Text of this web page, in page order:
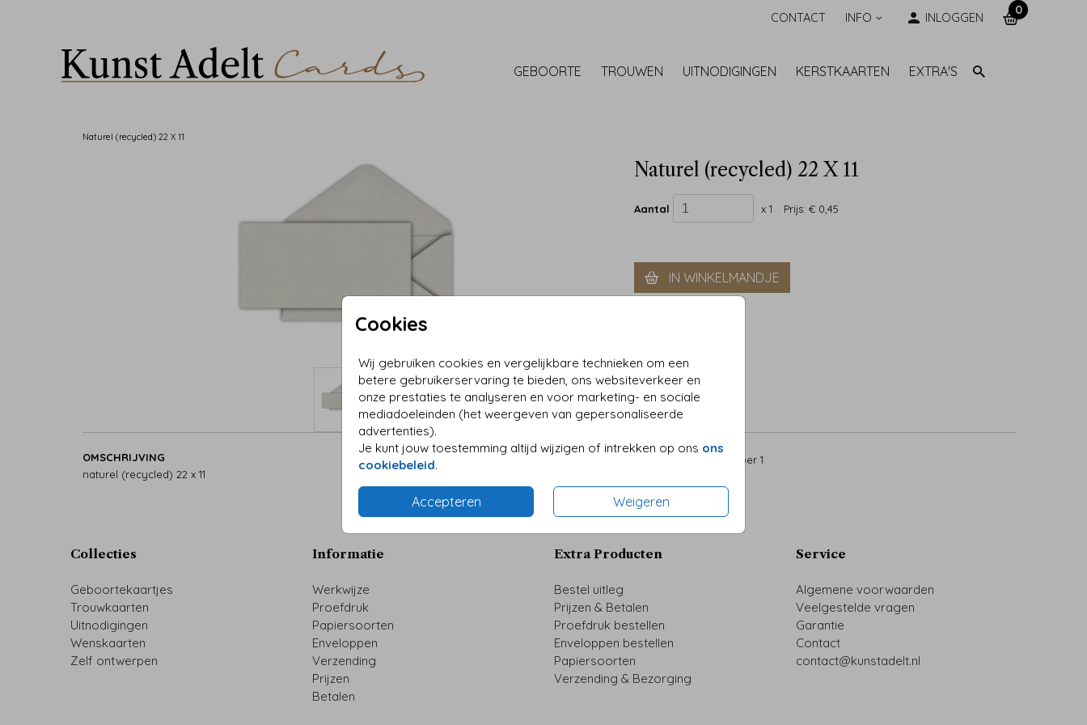
CONTACT INFO INLOGGEN
0
GEBOORTE TROUWEN UITNODIGINGEN KERSTKAARTEN EXTRA'S
Cookies
Wij gebruiken cookies en vergelijkbare technieken om een
betere gebruikerservaring te bieden, ons websiteverkeer en
onze prestaties te analyseren en voor marketing- en sociale
mediadoeleinden (het weergeven van gepersonaliseerde
advertenties).
Je kunt jouw toestemming altijd wijzigen of intrekken op ons ons
cookiebeleid.
Accepteren Weigeren
Naturel (recycled) 22 X 11
Naturel (recycled) 22 X 11
Aantal x 1 Prijs:€ 0,45
IN WINKELMANDJE
OMSCHRIJVING
naturel (recycled) 22 x 11
Prijs: € 0,45 per 1
Collecties
Geboortekaartjes
Trouwkaarten
Uitnodigingen
Wenskaarten
Zelf ontwerpen
Informatie
Werkwijze
Proefdruk
Papiersoorten
Enveloppen
Verzending
Prijzen
Betalen
Extra Producten
Bestel uitleg
Prijzen & Betalen
Proefdruk bestellen
Enveloppen bestellen
Papiersoorten
Verzending & Bezorging
Service
Algemene voorwaarden
Veelgestelde vragen
Garantie
Contact
contact@kunstadelt.nl